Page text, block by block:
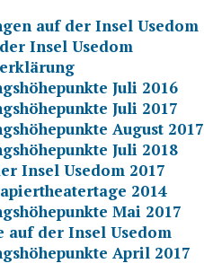
auf der Insel Usedom
Insel Usedom
Juli 2016
Juli 2017
August 2017
Juli 2018
Insel Usedom 2017
2014
Mai 2017
auf der Insel Usedom
April 2017